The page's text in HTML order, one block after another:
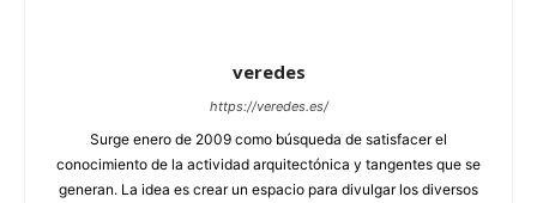
veredes
https://veredes.es/
Surge enero de 2009 como búsqueda de satisfacer el
conocimiento de la actividad arquitectónica y tangentes que se
generan. La idea es crear un espacio para divulgar los diversos